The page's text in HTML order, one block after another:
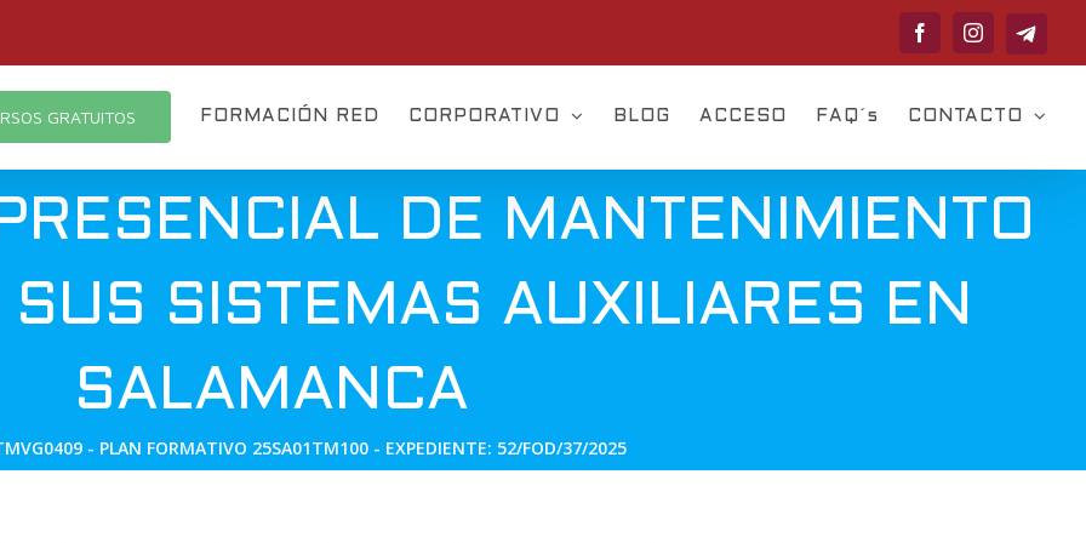
FacebookInstagram
Telegram
GRATUITOS FORMACIÓN RED CORPORATIVO BLOG ACCESO FAQ´s CONTACTO
DE MANTENIMIENTO
SUS SISTEMAS AUXILIARES EN
SALAMANCA
- PLAN FORMATIVO 25SA01TM100 - EXPEDIENTE: 52/FOD/37/2025